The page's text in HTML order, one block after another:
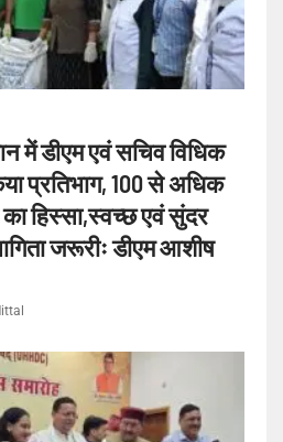
में डीएम एवं सचिव विधिक
प्रतिभाग, 100 से अधिक
हिस्सा,स्वच्छ एवं सुंदर
जरूरीः डीएम आशीष